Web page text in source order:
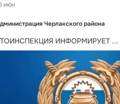
июн
Черлакского района
ИНФОРМИРУЕТ ...